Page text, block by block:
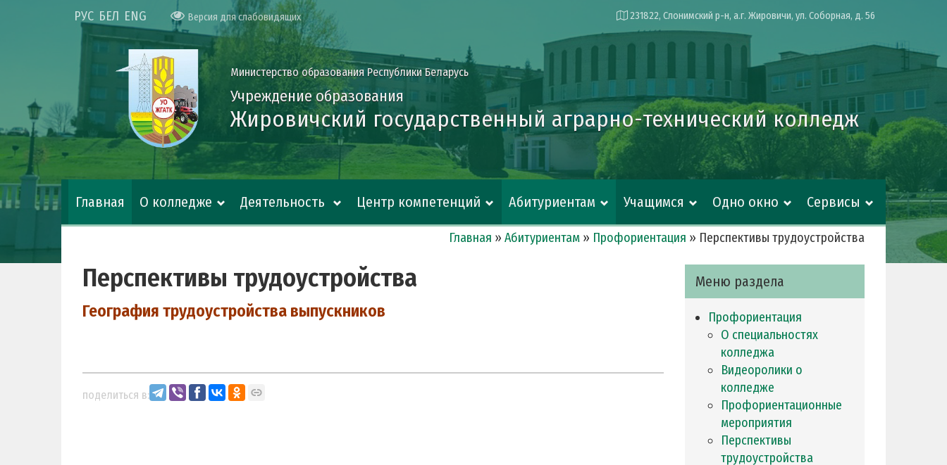
РУС БЕЛ ENG Версия для слабовидящих 231822, Слонимский р-н, а.г. Жировичи, ул. Соборная, д. 56
Министерство образования Республики Беларусь
Учреждение образования
Жировичский государственный аграрно-технический колледж
Главная О колледже Деятельность Центр компетенций Абитуриентам Учащимся Одно окно Сервисы
Главная » Абитуриентам » Профориентация » Перспективы трудоустройства
Перспективы трудоустройства
География трудоустройства выпускников
поделиться в:
Меню раздела
Профориентация
О специальностях
колледжа
Видеоролики о
колледже
Профориентационные
мероприятия
Перспективы
трудоустройства